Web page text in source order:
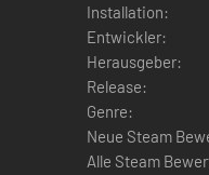
Installation:
Entwickler:
Herausgeber:
Release:
Genre:
Neue Steam
Alle Steam